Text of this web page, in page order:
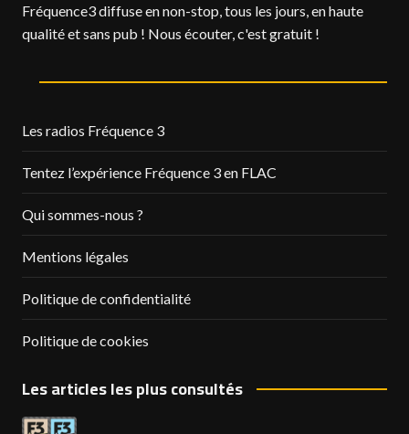
Fréquence3 diffuse en non-stop, tous les jours, en haute
qualité et sans pub ! Nous écouter, c'est gratuit !
Les radios Fréquence 3
Tentez l’expérience Fréquence 3 en FLAC
Qui sommes-nous ?
Mentions légales
Politique de confidentialité
Politique de cookies
Les articles les plus consultés